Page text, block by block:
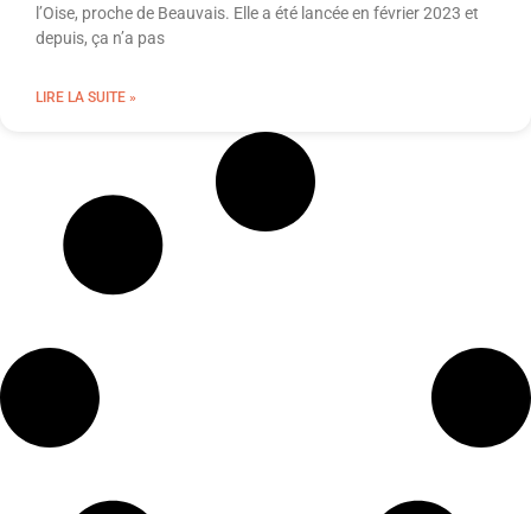
l’Oise, proche de Beauvais. Elle a été lancée en février 2023 et
depuis, ça n’a pas
LIRE LA SUITE »